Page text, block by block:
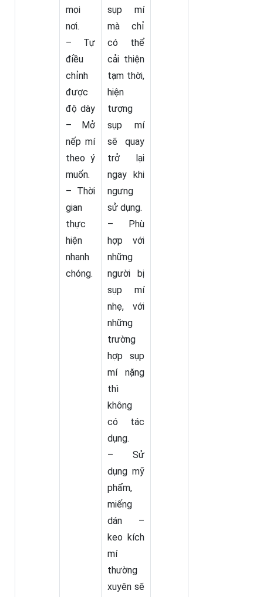
mọi
nơi.
– Tự
điều
chỉnh
được
độ dày
– Mở
nếp mí
theo ý
muốn.
– Thời
gian
thực
hiện
nhanh
chóng.
sụp mí
mà chỉ
có thể
cải thiện
tạm thời,
hiện
tượng
sụp mí
sẽ quay
trở lại
ngay khi
ngưng
sử dụng.
– Phù
hợp với
những
người bị
sụp mí
nhẹ, với
những
trường
hợp sụp
mí nặng
thì
không
có tác
dụng.
– Sử
dụng mỹ
phẩm,
miếng
dán –
keo kích
mí
thường
xuyên sẽ